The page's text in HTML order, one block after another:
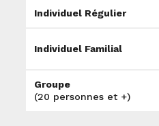
Individuel Régulier
Individuel Familial
Groupe
(20 personnes et +)